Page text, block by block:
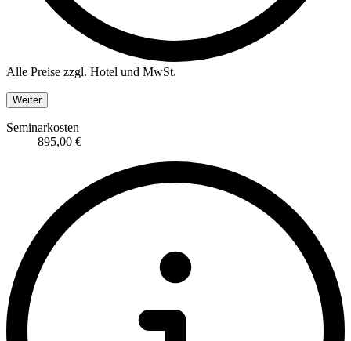
Alle Preise zzgl. Hotel und MwSt.
Weiter
Seminarkosten
895,00 €